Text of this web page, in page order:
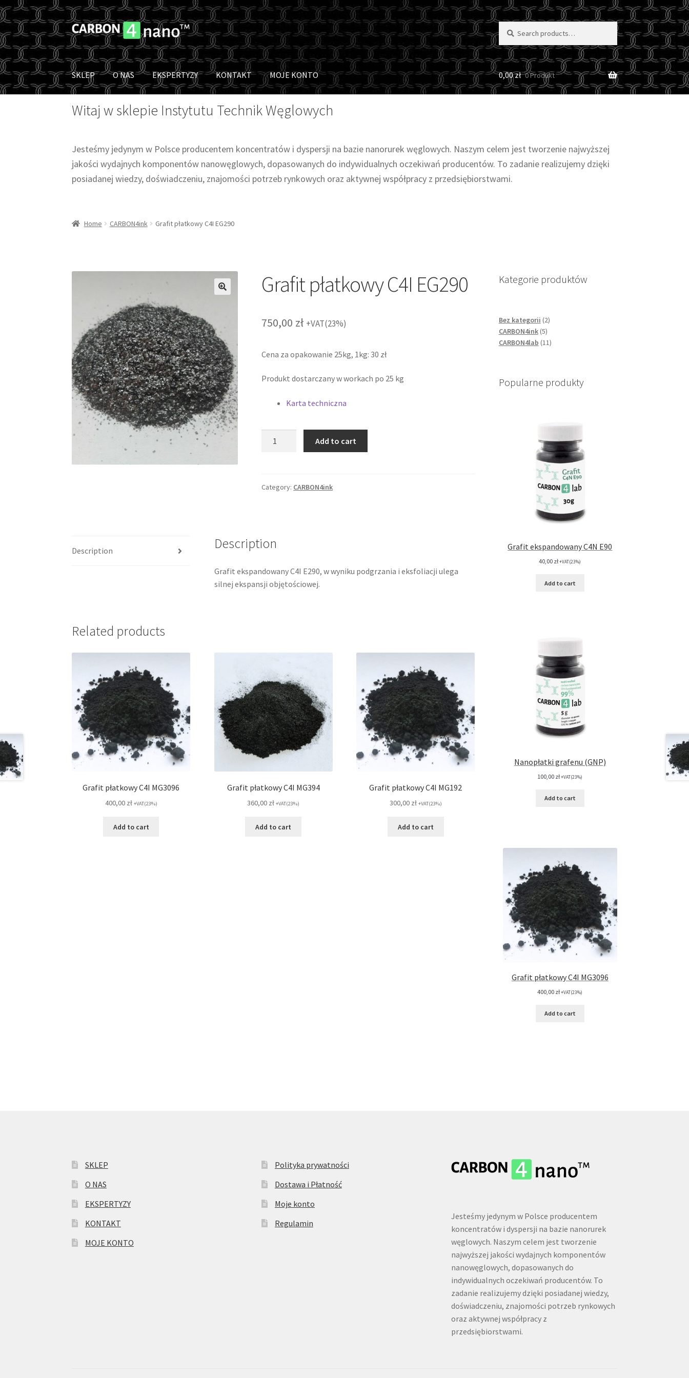
Przejdź
do
nawigacji
Przejdź
do
treści
for:
SKLEP O NAS EKSPERTYZY KONTAKT MOJE KONTO 0,00zł 0 Produkt
Witaj w sklepie Instytutu Technik Węglowych
Jesteśmy jedynym w Polsce producentem koncentratów i dyspersji na bazie nanorurek węglowych. Naszym celem jest tworzenie najwyższej
jakości wydajnych komponentów nanowęglowych, dopasowanych do indywidualnych oczekiwań producentów. To zadanie realizujemy dzięki
posiadanej wiedzy, doświadczeniu, znajomości potrzeb rynkowych oraz aktywnej współpracy z przedsiębiorstwami.
Home CARBON4ink Grafit płatkowy C4I EG290
Grafit płatkowy C4I EG290
750,00 zł +VAT(23%)
Cena za opakowanie 25kg, 1kg: 30 zł
Produkt dostarczany w workach po 25 kg
Karta techniczna
quantity
Add to cart
Category: CARBON4ink
Description Description
Grafit ekspandowany C4I E290, w wyniku podgrzania i eksfoliacji ulega
silnej ekspansji objętościowej.
Related products
Grafit płatkowy C4I MG3096
400,00 zł +VAT(23%)
Add to cart
Grafit płatkowy C4I MG394
360,00 zł +VAT(23%)
Add to cart
Grafit płatkowy C4I MG192
300,00 zł +VAT(23%)
Add to cart
Kategorie produktów
Bez kategorii 22
CARBON4ink 55
products
CARBON4lab 1111
Popularne produkty
Grafit ekspandowany C4N E90
40,00 zł+VAT(23%)
Add to cart
Nanopłatki grafenu (GNP)
100,00 zł+VAT(23%)
Add to cart
Grafit płatkowy C4I MG3096
400,00 zł+VAT(23%)
Add to cart
SKLEP
O NAS
EKSPERTYZY
KONTAKT
MOJE KONTO
Polityka prywatności
Dostawa i Płatność
Moje konto
Regulamin
Jesteśmy jedynym w Polsce producentem
koncentratów i dyspersji na bazie nanorurek
węglowych. Naszym celem jest tworzenie
najwyższej jakości wydajnych komponentów
nanowęglowych, dopasowanych do
indywidualnych oczekiwań producentów. To
zadanie realizujemy dzięki posiadanej wiedzy,
doświadczeniu, znajomości potrzeb rynkowych
oraz aktywnej współpracy z
przedsiębiorstwami.